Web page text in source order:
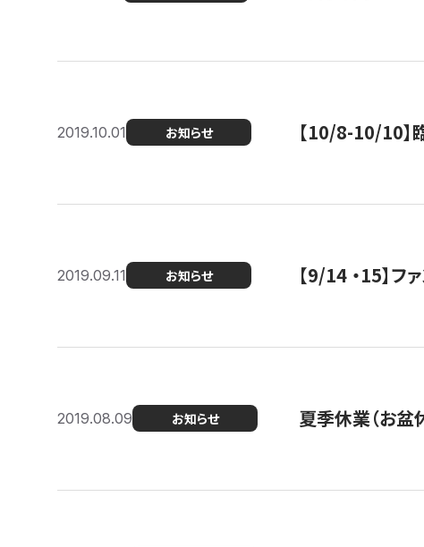
2019.10.01 お知らせ 【10/8-10/10】
2019.09.11 お知らせ 【9/14 ・15】フ
2019.08.09 お知らせ 夏季休業（お盆